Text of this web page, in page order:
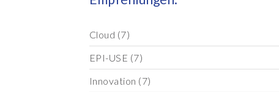
Cloud (7)
EPI-USE (7)
Innovation (7)